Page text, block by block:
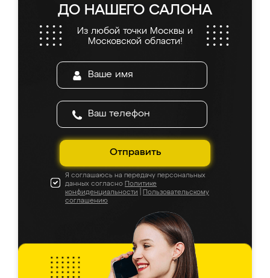
ДО НАШЕГО САЛОНА
Из любой точки Москвы и
Московской области!
Отправить
Я соглашаюсь на передачу персональных
данных согласно Политике
конфиденциальности
Пользовательскому
соглашению